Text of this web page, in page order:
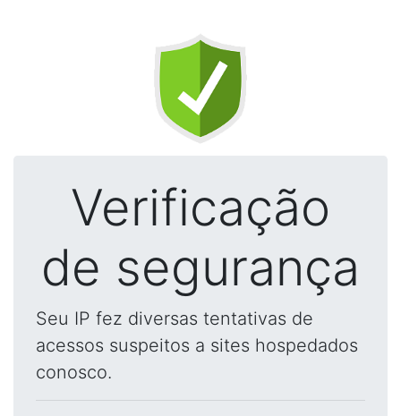
Verificação
de segurança
Seu IP fez diversas tentativas de
acessos suspeitos a sites hospedados
conosco.